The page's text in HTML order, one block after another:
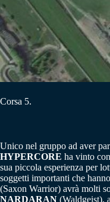
Corsa 5.
Unico nel gruppo ad aver
HYPERCORE ha vinto
sua piccola esperienza per
soggetti importanti che
(Saxon Warrior) avrà molti
NARDARAN (Waldgeist),